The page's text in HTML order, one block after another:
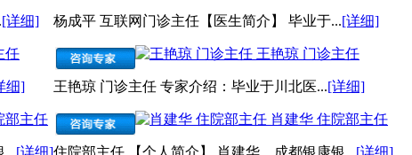
[详细]
任
细]
部主任
[详细]
杨成平 互联网门诊主任【医生简介】 毕业于...[详细]
王艳琼 门诊主任
王艳琼 门诊主任 专家介绍：毕业于川北医...[详细]
肖建华 住院部主任
住院部主任 【个人简介】 肖建华，成都银康银... [详细]